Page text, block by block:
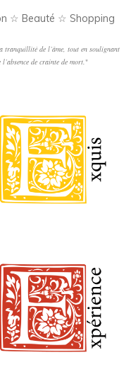
☆ Beauté ☆ Shopping
tranquillité de l’âme, tout en soulignant
de crainte de mort."